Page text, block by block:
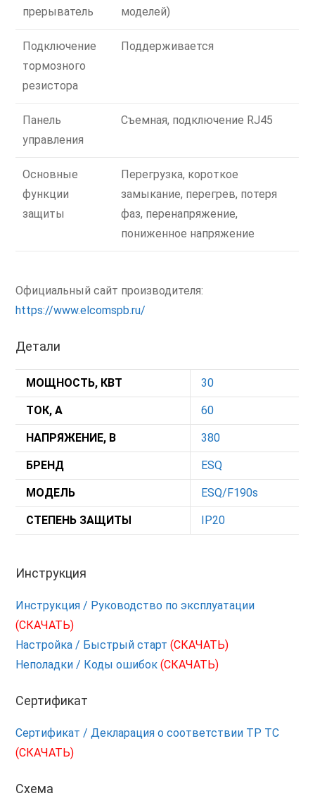
прерыватель
моделей)
Подключение
тормозного
резистора
Поддерживается
Панель
управления
Съемная, подключение RJ45
Основные
функции
защиты
Перегрузка, короткое
замыкание, перегрев, потеря
фаз, перенапряжение,
пониженное напряжение
Официальный сайт производителя:
https://www.elcomspb.ru/
Детали
МОЩНОСТЬ, КВТ 30
ТОК, А 60
НАПРЯЖЕНИЕ, В 380
БРЕНД ESQ
МОДЕЛЬ ESQ/F190s
СТЕПЕНЬ ЗАЩИТЫ IP20
Инструкция
Инструкция / Руководство по эксплуатации
(СКАЧАТЬ)
Настройка / Быстрый старт(СКАЧАТЬ)
Неполадки / Коды ошибок(СКАЧАТЬ)
Сертификат
Сертификат / Декларация о соответствии ТР ТС
(СКАЧАТЬ)
Схема